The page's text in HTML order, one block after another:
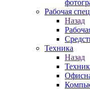
Рабочая
Назад
Техника
Назад